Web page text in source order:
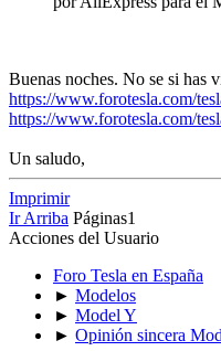
Buenas noches. No se si has
https://www.forotesla.com/
https://www.forotesla.com/
Un saludo,
Imprimir
Ir Arriba Páginas1
Acciones del Usuario
Foro Tesla en España
► Modelos
► Model Y
► Opinión sincera